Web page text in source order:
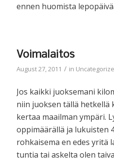
ennen huomista
Voimalaitos
August 27, 2011 / in
Jos kaikki juoksemani
niin juoksen tällä hetkellä
kertaa maailman ympäri.
oppimäärällä ja lukuisten
rohkaisema en edes yritä
tuntia tai askelta olen